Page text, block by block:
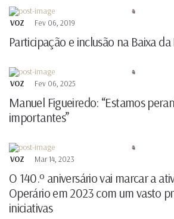
VOZ Fev 06, 2019
Participação e inclusão na Baixa
VOZ Fev 06, 2025
Manuel Figueiredo: “Estamos
importantes”
VOZ Mar 14, 2023
O 140.º aniversário vai marcar a
Operário em 2023 com um vasto
iniciativas